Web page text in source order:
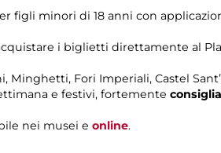
figli minori di 18 anni con
i biglietti direttamente al
Minghetti, Fori Imperiali, Castel
e festivi, fortemente
nei musei e online.